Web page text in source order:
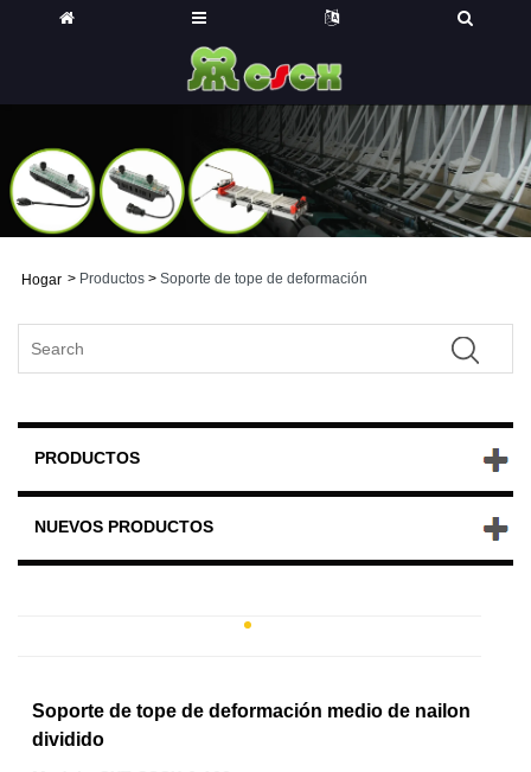
Hogar > Productos > Soporte de tope de deformación
PRODUCTOS
NUEVOS PRODUCTOS
Soporte de tope de deformación medio de nailon
dividido